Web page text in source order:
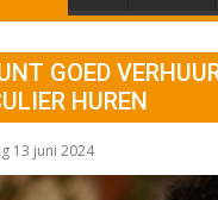
GOED
HUREN
13 juni 2024